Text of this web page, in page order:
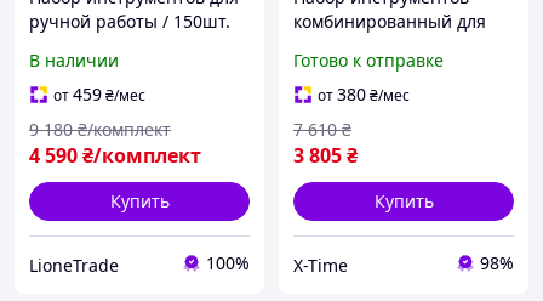
ручной работы / 150шт.
для сто (1/4"-3/8"-1/2")
Набор ключевых
инструментов в чемодане
В наличии
от459₴/мес
4 590₴/комплект
9 180 ₴/комплект
Купить
LioneTrade 100%
комбинированный для
инструмента для ремонта
авто с насадками, XTM
Готово к отправке
от380₴/мес
3 805₴
7 610 ₴
Купить
X-Time 98%